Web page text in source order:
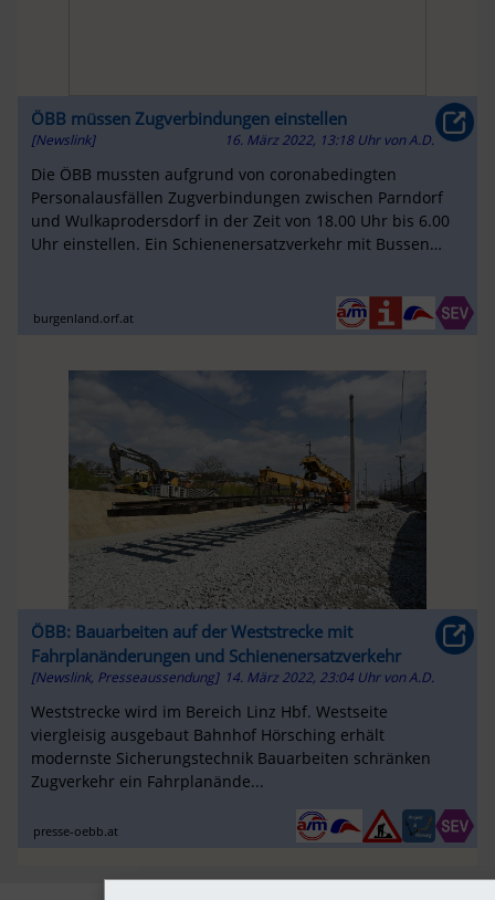
ÖBB müssen Zugverbindungen einstellen
[Newslink] 16. März 2022, 13:18 Uhr vonA.D.
Die ÖBB mussten aufgrund von coronabedingten
Personalausfällen Zugverbindungen zwischen Parndorf
und Wulkaprodersdorf in der Zeit von 18.00 Uhr bis 6.00
Uhr einstellen. Ein Schienenersatzverkehr mit Bussen
burgenland.orf.at
ÖBB: Bauarbeiten auf der Weststrecke mit
Fahrplanänderungen und Schienenersatzverkehr
[Newslink, Presseaussendung] 14. März 2022, 23:04 Uhr vonA.D.
Weststrecke wird im Bereich Linz Hbf. Westseite
viergleisig ausgebaut Bahnhof Hörsching erhält
modernste Sicherungstechnik Bauarbeiten schränken
Zugverkehr ein Fahrplanände...
presse-oebb.at